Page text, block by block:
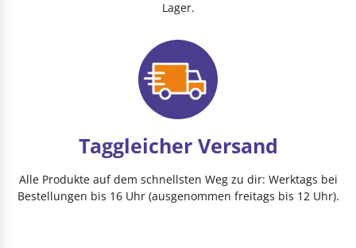
Lager.
Taggleicher Versand
Alle Produkte auf dem schnellsten Weg zu dir: Werktags bei
Bestellungen bis 16 Uhr (ausgenommen freitags bis 12 Uhr).